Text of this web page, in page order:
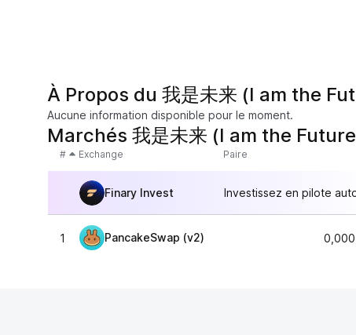
À Propos du 我是未来 (I am the
Aucune information disponible pour le moment.
Marchés 我是未来 (I am the
# Exchange Paire
Finary Invest Investissez en pilote
1 PancakeSwap (v2)